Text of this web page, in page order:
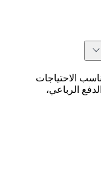
الاحتياجات
الرباعي،